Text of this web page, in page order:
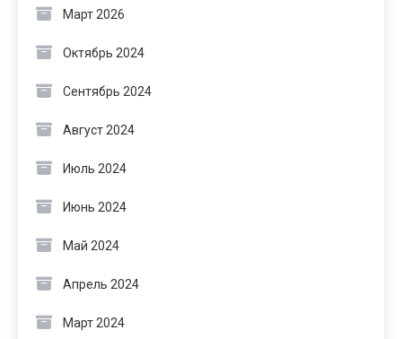
Март 2026
Октябрь 2024
Сентябрь 2024
Август 2024
Июль 2024
Июнь 2024
Май 2024
Апрель 2024
Март 2024